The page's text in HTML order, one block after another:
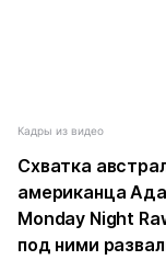
Кадры из видео
Схватка
американца
Monday Night
под ними